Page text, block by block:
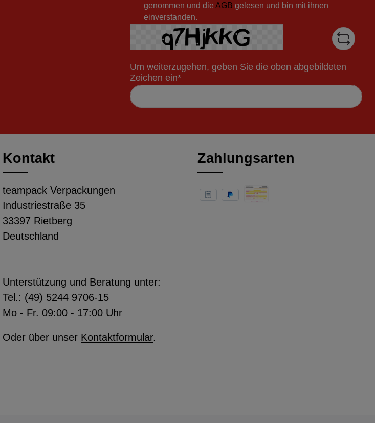
genommen und dieAGB gelesen und bin mit ihnen
einverstanden.
Um weiterzugehen, geben Sie die oben abgebildeten
Zeichen ein*
Kontakt
teampack Verpackungen
Industriestraße 35
33397 Rietberg
Deutschland
Unterstützung und Beratung unter:
Tel.: (49) 5244 9706-15
Mo - Fr. 09:00 - 17:00 Uhr
Oder über unser Kontaktformular.
Zahlungsarten